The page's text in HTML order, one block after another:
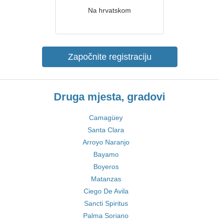
Na hrvatskom
Započnite registraciju
Druga mjesta, gradovi
Camagüey
Santa Clara
Arroyo Naranjo
Bayamo
Boyeros
Matanzas
Ciego De Avila
Sancti Spiritus
Palma Soriano